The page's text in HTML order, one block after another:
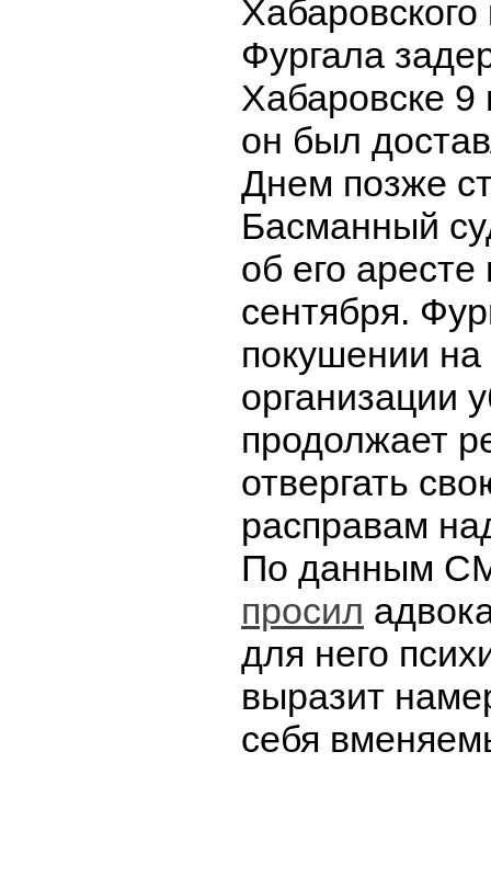
Фургала
Хабаровске 9
он был
Днем позже
Басманный
об его
сентября.
покушении на
организации
продолжает
отвергать
расправам
По данным
просил
для него
выразит
себя